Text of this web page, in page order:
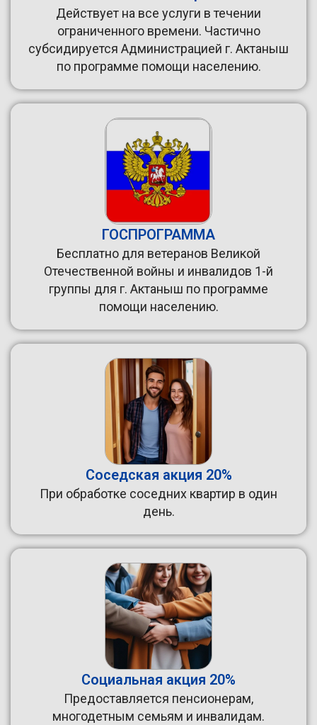
Действует на все услуги в течении
ограниченного времени. Частично
субсидируется Администрацией г. Актаныш
по программе помощи населению.
ГОСПРОГРАММА
Бесплатно для ветеранов Великой
Отечественной войны и инвалидов 1-й
группы для г. Актаныш по программе
помощи населению.
Соседская акция 20%
При обработке соседних квартир в один
день.
Социальная акция 20%
Предоставляется пенсионерам,
многодетным семьям и инвалидам.